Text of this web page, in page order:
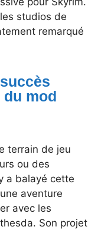
studios de
remarqué
mod
terrain de jeu
ou des
a balayé cette
aventure
avec les
Son projet